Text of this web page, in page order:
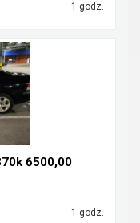
1 godz.
6500,00
1 godz.